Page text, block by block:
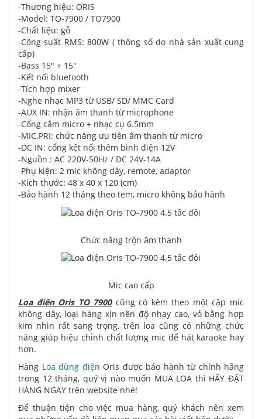
-Thương hiệu: ORIS
-Model: TO-7900 / TO7900
-Chất liệu: gỗ
-Công suất RMS: 800W ( thông số do nhà sản xuất cung
cấp)
-Bass 15" + 15"
-Kết nối bluetooth
-Tích hợp mixer
-Nghe nhạc MP3 từ USB/ SD/ MMC Card
-AUX IN: nhận âm thanh từ microphone
-Cổng cắm micro + nhạc cụ 6.5mm
-MIC.PRI: chức năng ưu tiên âm thanh từ micro
-DC IN: cổng kết nối thêm bình điện 12V
-Nguồn : AC 220V-50Hz / DC 24V-14A
-Phụ kiện: 2 mic không dây, remote, adaptor
-Kích thước: 48 x 40 x 120 (cm)
-Bảo hành 12 tháng theo tem, micro không bảo hành
Chức năng trộn âm thanh
Mic cao cấp
Loa điện Oris TO 7900cũng có kèm theo một cặp mic
không dây, loại hàng xịn nên độ nhạy cao, vỏ bằng hợp
kim nhìn rất sang trọng, trên loa cũng có những chức
năng giúp hiệu chỉnh chất lượng mic để hát karaoke hay
hơn.
Hàng Loa dùng điện Oris được bảo hành từ chính hãng
trong 12 tháng, quý vị nào muốn MUA LOA thì HÃY ĐẶT
HÀNG NGAY trên website nhé!
Để thuận tiện cho việc mua hàng, quý khách nên xem